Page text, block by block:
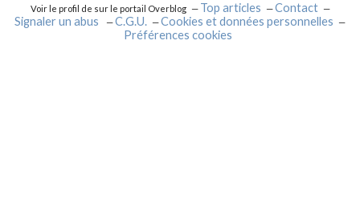
Voir le profil de sur le portail Overblog Top articles
Contact
Signaler un abus
C.G.U.
Cookies et données personnelles
Préférences cookies